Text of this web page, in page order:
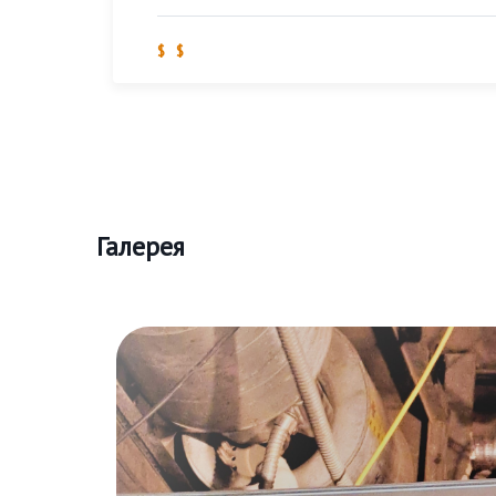
$ $
Галерея